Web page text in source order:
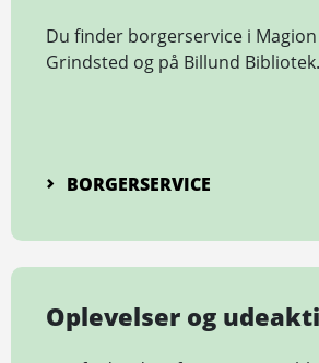
Du finder borgerservice i
Grindsted og på Billund Bibliotek.
BORGERSERVICE
Oplevelser­ og